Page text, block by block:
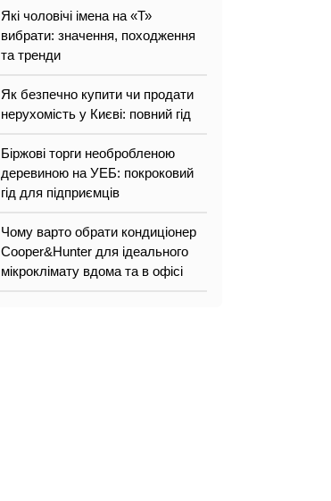
Які чоловічі імена на «Т»
вибрати: значення, походження
та тренди
Як безпечно купити чи продати
нерухомість у Києві: повний гід
Біржові торги необробленою
деревиною на УЕБ: покроковий
гід для підприємців
Чому варто обрати кондиціонер
Cooper&Hunter для ідеального
мікроклімату вдома та в офісі